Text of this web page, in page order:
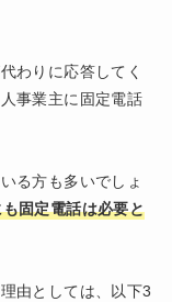
わりに応答してく
事業主に固定電話
る方も多いでしょ
固定電話は必要と
由としては、以下3